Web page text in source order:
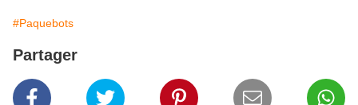
#Paquebots
Partager